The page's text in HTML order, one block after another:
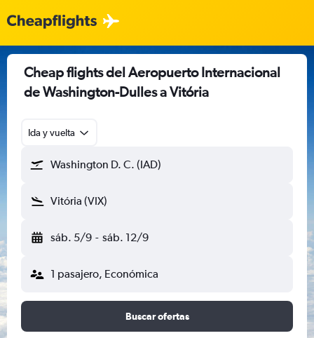
Cheap flights del Aeropuerto Internacional
de Washington-Dulles a Vitória
Ida y vuelta
Washington D. C. (IAD)
Vitória (VIX)
sáb. 5/9 - sáb. 12/9
1 pasajero, Económica
Buscar ofertas